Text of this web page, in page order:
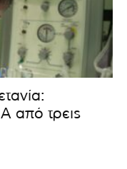
από τρεις